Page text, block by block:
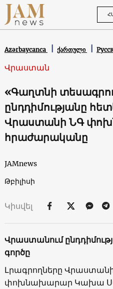
Azərbaycanca ქართული
Վրաստան
«Գաղտնի
ընդդիմությանը
Վրաստանի ՆԳ
հրաժարականը
JAMnews
Թբիլիսի
Կիսվել
Վրաստանում
գործը
Լրագրողները Վրաստանի
փոխնախարար Կախա